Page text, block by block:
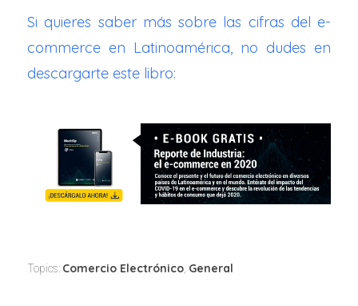
Si quieres saber más sobre las cifras del e-
commerce en Latinoamérica, no dudes en
descargarte este libro:
Topics: Comercio Electrónico General